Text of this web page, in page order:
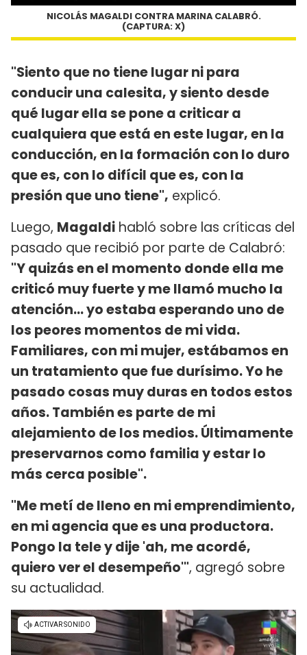
NICOLÁS MAGALDI CONTRA MARINA CALABRÓ.
(CAPTURA: X)
"Siento que no tiene lugar ni para
conducir una calesita, y siento desde
qué lugar ella se pone a criticar a
cualquiera que está en este lugar, en la
conducción, en la formación con lo duro
que es, con lo difícil que es, con la
presión que uno tiene", explicó.
Luego, Magaldi habló sobre las críticas del
pasado que recibió por parte de Calabró:
"Y quizás en el momento donde ella me
criticó muy fuerte y me llamó mucho la
atención... yo estaba esperando uno de
los peores momentos de mi vida.
Familiares, con mi mujer, estábamos en
un tratamiento que fue durísimo. Yo he
pasado cosas muy duras en todos estos
años. También es parte de mi
alejamiento de los medios. Últimamente
preservarnos como familia y estar lo
más cerca posible".
"Me metí de lleno en mi emprendimiento,
en mi agencia que es una productora.
Pongo la tele y dije 'ah, me acordé,
quiero ver el desempeño'", agregó sobre
su actualidad.